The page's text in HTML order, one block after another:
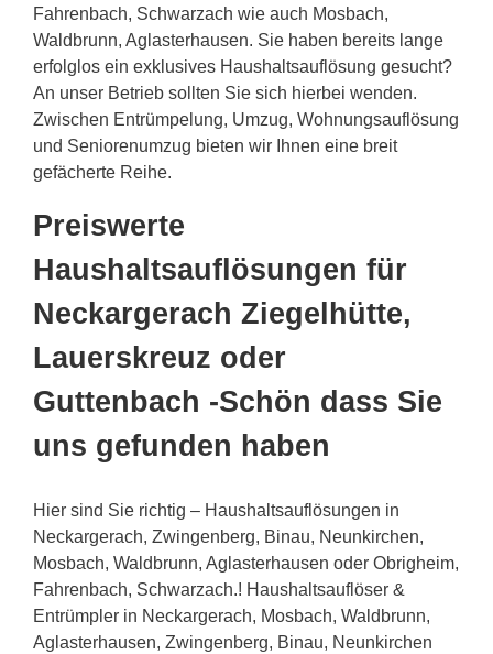
Fahrenbach, Schwarzach wie auch Mosbach,
Waldbrunn, Aglasterhausen. Sie haben bereits lange
erfolglos ein exklusives Haushaltsauflösung gesucht?
An unser Betrieb sollten Sie sich hierbei wenden.
Zwischen Entrümpelung, Umzug, Wohnungsauflösung
und Seniorenumzug bieten wir Ihnen eine breit
gefächerte Reihe.
Preiswerte
Haushaltsauflösungen für
Neckargerach Ziegelhütte,
Lauerskreuz oder
Guttenbach -Schön dass Sie
uns gefunden haben
Hier sind Sie richtig – Haushaltsauflösungen in
Neckargerach, Zwingenberg, Binau, Neunkirchen,
Mosbach, Waldbrunn, Aglasterhausen oder Obrigheim,
Fahrenbach, Schwarzach.! Haushaltsauflöser &
Entrümpler in Neckargerach, Mosbach, Waldbrunn,
Aglasterhausen, Zwingenberg, Binau, Neunkirchen